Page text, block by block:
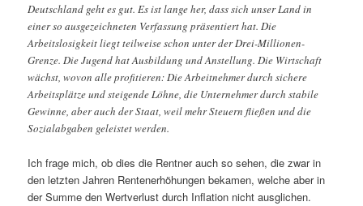
Deutschland geht es gut. Es ist lange her, dass sich unser Land in
einer so ausgezeichneten Verfassung präsentiert hat. Die
Arbeitslosigkeit liegt teilweise schon unter der Drei-Millionen-
Grenze. Die Jugend hat Ausbildung und Anstellung. Die Wirtschaft
wächst, wovon alle profitieren: Die Arbeitnehmer durch sichere
Arbeitsplätze und steigende Löhne, die Unternehmer durch stabile
Gewinne, aber auch der Staat, weil mehr Steuern fließen und die
Sozialabgaben geleistet werden.
Ich frage mich, ob dies die Rentner auch so sehen, die zwar in
den letzten Jahren Rentenerhöhungen bekamen, welche aber in
der Summe den Wertverlust durch Inflation nicht ausglichen.